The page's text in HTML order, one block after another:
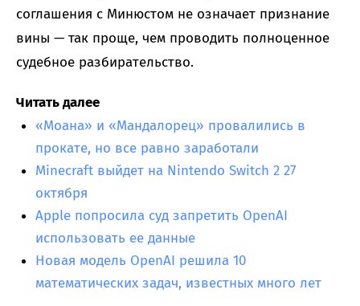
соглашения с Минюстом не означает признание
вины — так проще, чем проводить полноценное
судебное разбирательство.
Читать далее
«Моана» и «Мандалорец» провалились в
прокате, но все равно заработали
Minecraft выйдет на Nintendo Switch 2 27
октября
Apple попросила суд запретить OpenAI
использовать ее данные
Новая модель OpenAI решила 10
математических задач, известных много лет